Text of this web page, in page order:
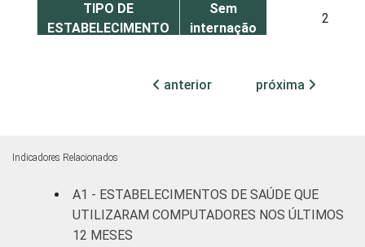
TIPO DE
ESTABELECIMENTO
Sem
internação
22
internação
internação
50 leitos)
anterior próxima
Indicadores Relacionados
A1 - ESTABELECIMENTOS DE SAÚDE QUE
UTILIZARAM COMPUTADORES NOS ÚLTIMOS
12 MESES